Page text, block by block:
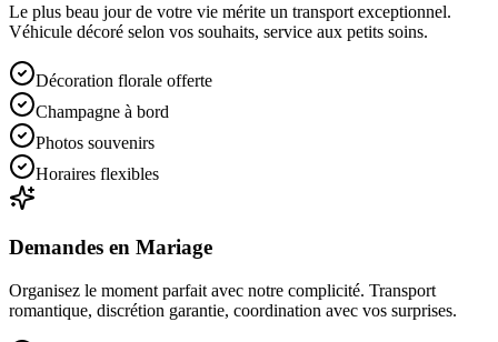
Le plus beau jour de votre vie mérite un transport exceptionnel.
Véhicule décoré selon vos souhaits, service aux petits soins.
Décoration florale offerte
Champagne à bord
Photos souvenirs
Horaires flexibles
Demandes en Mariage
Organisez le moment parfait avec notre complicité. Transport
romantique, discrétion garantie, coordination avec vos surprises.